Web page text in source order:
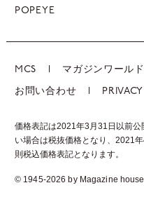
POPEYE
MCS マガジンワールド
お問い合わせ
価格表記は2021年3月31日以前
い場合は税抜価格となり、2021
則税込価格表記となります。
© 1945-2026 by Magazine